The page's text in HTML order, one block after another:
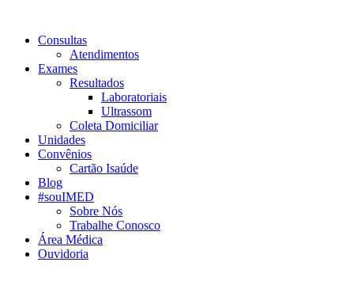
Consultas
Atendimentos
Exames
Resultados
Laboratoriais
Ultrassom
Coleta Domiciliar
Unidades
Convênios
Cartão Isaúde
Blog
#souIMED
Sobre Nós
Trabalhe Conosco
Área Médica
Ouvidoria